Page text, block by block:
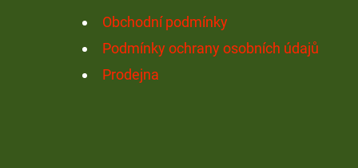
Obchodní podmínky
Podmínky ochrany osobních údajů
Prodejna